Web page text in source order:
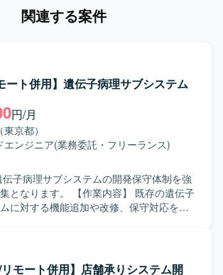
関連する案件
ート併用】遺伝子病理サブシステム
円/月
京都）
エンジニア(業務委託・フリーランス)
伝子病理サブシステムの開発保守体制を強
作業内容】 既存の遺伝子
に対する機能追加や改修、保守対応をご
らテストまで主体的に対応いただける方
療系システム
リモート併用】店舗承りシステム開